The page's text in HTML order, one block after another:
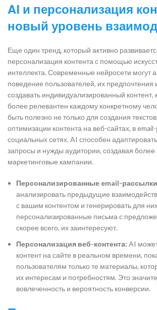
AI и персонализация
новый уровень
Еще один тренд, который активно
персонализация контента с помощью
интеллекта. Современные нейросети могут
поведение пользователей, их предпочтения
создавать индивидуализированный контент,
более релевантен каждому конкретному
быть полезно не только для создания
оптимизации контента на веб-сайтах, в
социальных сетях. AI способен
запросы и нужды аудитории, создавая
маркетинговые кампании.
Персонализированные email-
анализировать предыдущие
с вашим контентом и генерировать для
персонализированные письма с
скорее всего, их заинтересуют.
Персонализация веб-контента: AI
контент на сайте в реальном времени,
пользователям только те материалы,
их интересам и потребностям. Это
вовлеченность и вероятность конверсии.